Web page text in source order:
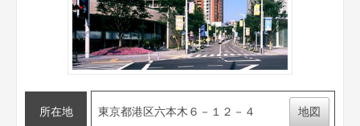
所在地 東京都港区六本木６－１２－４ 地図